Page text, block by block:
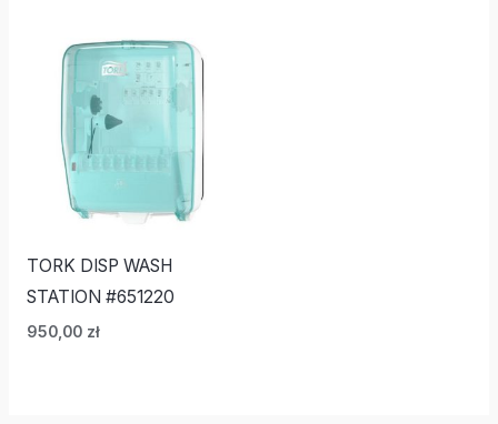
TORK DISP WASH
STATION #651220
950,00 zł